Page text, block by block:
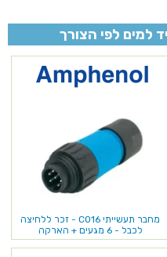
למים לפי הצורך
מחבר תעשייתי C016 - זכר ללחיצה
לכבל - 6 מגעים + הארקה